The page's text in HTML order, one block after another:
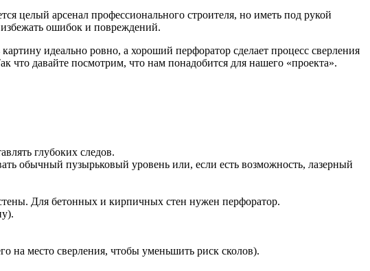
целый арсенал профессионального строителя, но иметь под рукой
ошибок и повреждений.
идеально ровно, а хороший перфоратор сделает процесс сверления
давайте посмотрим, что нам понадобится для нашего «проекта».
глубоких следов.
обычный пузырьковый уровень или, если есть возможность, лазерный
Для бетонных и кирпичных стен нужен перфоратор.
на место сверления, чтобы уменьшить риск сколов).